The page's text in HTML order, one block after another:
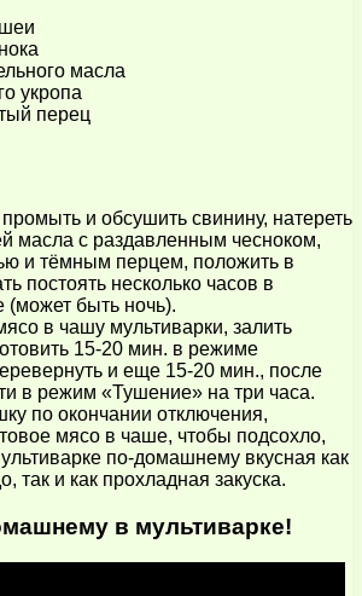
масла
укропа
перец
и обсушить свинину, натереть
масла с раздавленным чесноком,
и тёмным перцем, положить в
постоять несколько часов в
(может быть ночь).
в чашу мультиварки, залить
15-20 мин. в режиме
и еще 15-20 мин., после
в режим «Тушение» на три часа.
по окончании отключения,
мясо в чаше, чтобы подсохло,
по-домашнему вкусная как
так и как прохладная закуска.
в мультиварке!